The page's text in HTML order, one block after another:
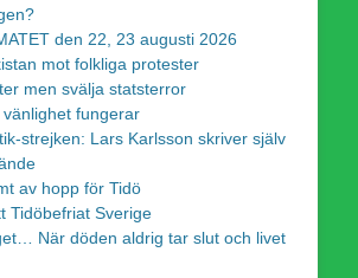
den 22, 23 augusti 2026
mot folkliga protester
men svälja statsterror
fungerar
strejken: Lars Karlsson skriver själv
av hopp för Tidö
Tidöbefriat Sverige
När döden aldrig tar slut och livet